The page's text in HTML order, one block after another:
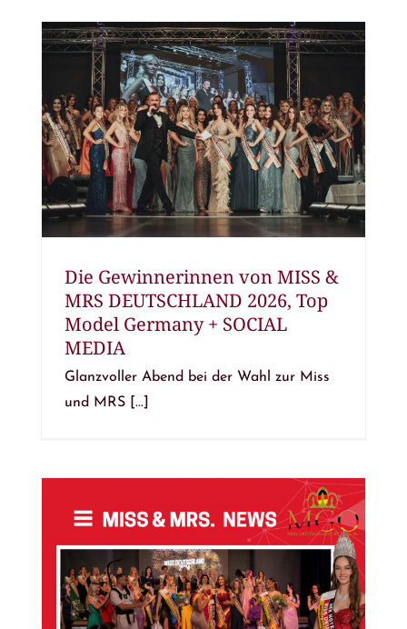
Die Gewinnerinnen von MISS &
MRS DEUTSCHLAND 2026, Top
Model Germany + SOCIAL
MEDIA
Glanzvoller Abend bei der Wahl zur Miss
und MRS [...]